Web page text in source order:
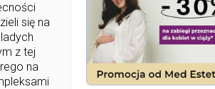
się na
z tej
na